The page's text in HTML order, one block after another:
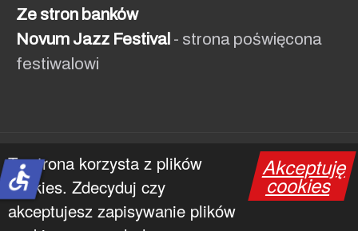
Akceptuję
cookies
Ta strona korzysta z plików
cookies. Zdecyduj czy
akceptujesz zapisywanie plików
Ze stron banków
Novum Jazz Festival - strona poświęcona
festiwalowi
© 1991 - 2026 NOVUM
accessible